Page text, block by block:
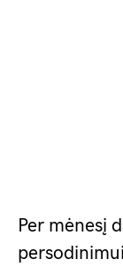
Per mėnesį